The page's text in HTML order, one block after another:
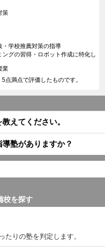
策
・学校推薦対策の指導
ングの習得・ロボット作成に特化し
業
点満点で評価したものです。
えてください。
塾がありますか？
校を探す
りの塾を判定します。